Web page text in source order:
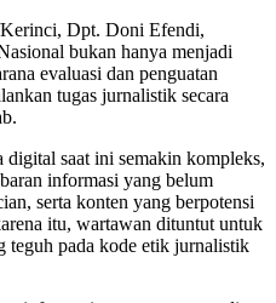
Dpt. Doni Efendi,
bukan hanya menjadi
evaluasi dan penguatan
tugas jurnalistik secara
digital saat ini semakin kompleks,
informasi yang belum
serta konten yang berpotensi
itu, wartawan dituntut untuk
teguh pada kode etik jurnalistik